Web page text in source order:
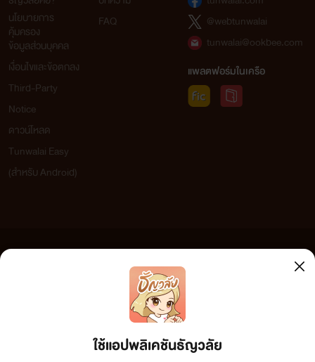
ใช้แอปพลิเคชันธัญวลัย
นโยบายการ
คุ้มครอง
ข้อมูลส่วนบุคคล
เงื่อนไขและข้อตกลง
Third-Party
Notice
ดาวน์โหลด
Tunwalai Easy
(สำหรับ Android)
FAQ
@webtunwalai
tunwalai@ookbee.com
แพลตฟอร์มในเครือ
เว็บไซต์แห่งนี้ไม่ได้เห็นด้วยและไม่ขอรับผิดชอบต่อข้อความใดๆ ทั้งสิ้น ดังนั้นผู้อ่านทุกท่านโปรดใช้
วิจารณญาณในการกลั่นกรองด้วยตนเอง และหากท่านพบข้อความใดๆ ที่ขัดต่อกฎหมายและศีลธรรม
กรุณาแจ้งมาที่ tunwalai@ookbee.com เพื่อทีมงานจะได้ดำเนินการในทันที ทั้งนี้ ทางเว็บไซต์ขอสงวน
ลิขสิทธิ์ตามพระราชบัญญัติลิขสิทธิ์ (ฉบับเพิ่มเติม) พ.ศ.2558